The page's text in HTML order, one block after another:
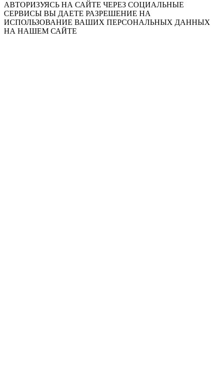
АВТОРИЗУЯСЬ НА САЙТЕ ЧЕРЕЗ СОЦИАЛЬНЫЕ
СЕРВИСЫ ВЫ ДАЕТЕ РАЗРЕШЕНИЕ НА
ИСПОЛЬЗОВАНИЕ ВАШИХ ПЕРСОНАЛЬНЫХ ДАННЫХ
НА НАШЕМ САЙТЕ